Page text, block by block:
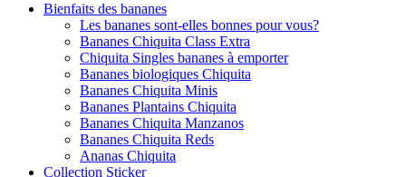
Bienfaits des bananes
Les bananes sont-elles bonnes pour vous?
Bananes Chiquita Class Extra
Chiquita Singles bananes à emporter
Bananes biologiques Chiquita
Bananes Chiquita Minis
Bananes Plantains Chiquita
Bananes Chiquita Manzanos
Bananes Chiquita Reds
Ananas Chiquita
Collection Sticker